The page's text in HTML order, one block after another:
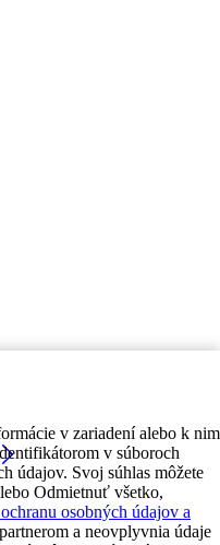
v zariadení alebo k nim
v súboroch
údajov. Svoj súhlas môžete
Odmietnuť všetko,
osobných údajov a
a neovplyvnia údaje